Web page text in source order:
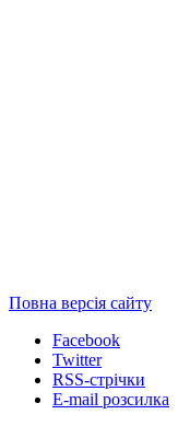
Повна версія сайту
Facebook
Twitter
RSS-стрічки
E-mail розсилка